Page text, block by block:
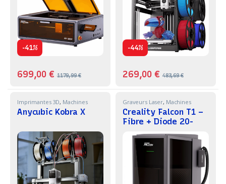
-41%
699,00€ 1179,99€
-44%
269,00€ 483,69€
Imprimantes 3D, Machines
Anycubic Kobra X
Graveurs Laser, Machines
Creality Falcon T1 –
Fibre + Diode 20-